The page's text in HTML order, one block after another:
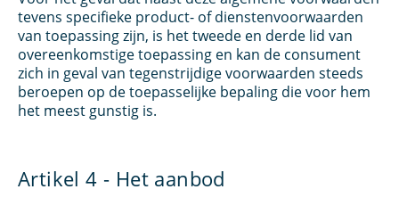
tevens specifieke product- of dienstenvoorwaarden
van toepassing zijn, is het tweede en derde lid van
overeenkomstige toepassing en kan de consument
zich in geval van tegenstrijdige voorwaarden steeds
beroepen op de toepasselijke bepaling die voor hem
het meest gunstig is.
Artikel 4 - Het aanbod